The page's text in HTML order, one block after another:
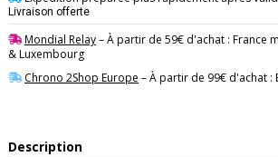
Livraison offerte
Mondial Relay– À partir de 59€ d'achat : France
& Luxembourg
Chrono 2Shop Europe – À partir de 99€ d'achat :
Description